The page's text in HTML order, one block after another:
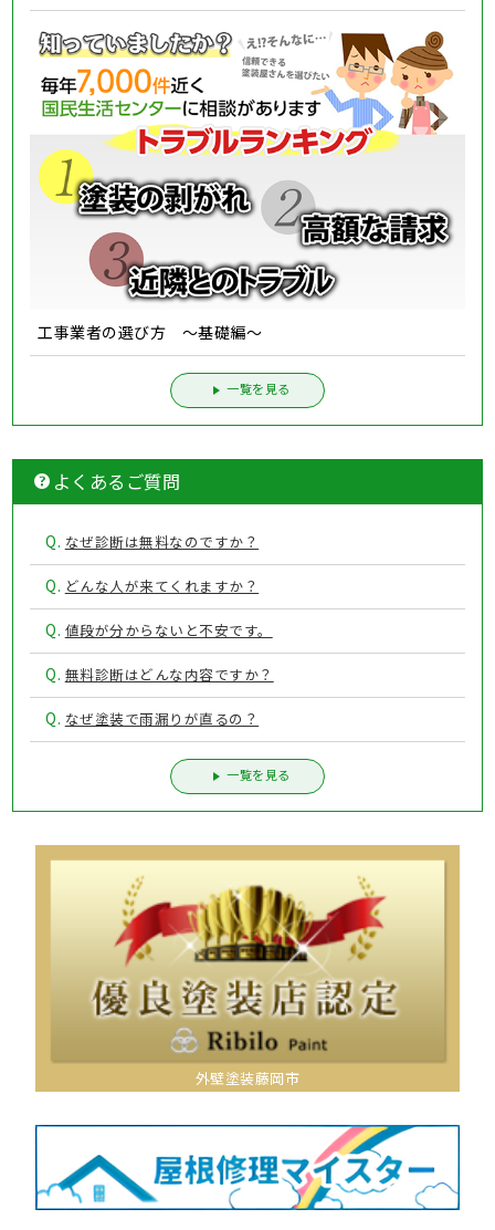
工事業者の選び方 ～基礎編～
一覧を見る
よくあるご質問
Q. なぜ診断は無料なのですか？
Q. どんな人が来てくれますか？
Q. 値段が分からないと不安です。
Q. 無料診断はどんな内容ですか？
Q. なぜ塗装で雨漏りが直るの？
一覧を見る
外壁塗装藤岡市